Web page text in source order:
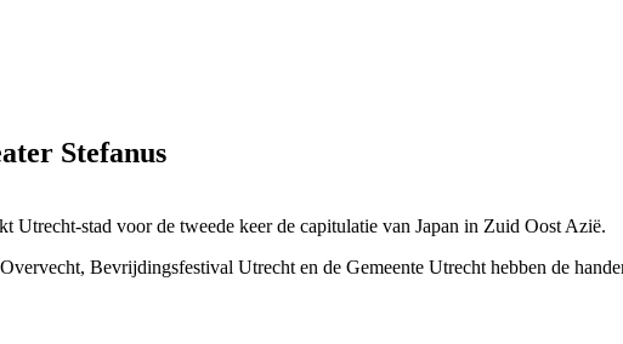
Stefanus
Utrecht-stad voor de tweede keer de capitulatie van Japan in Zuid Oost Azië.
Bevrijdingsfestival Utrecht en de Gemeente Utrecht hebben de